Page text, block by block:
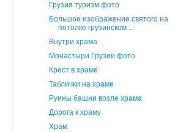
Грузия туризм фото
Большое изображение святого на
потолке грузинском ...
Внутри храма
Монастыри Грузии фото
Крест в храме
Таблички на храме
Руины башни возле храма
Дорога к храму
Храм